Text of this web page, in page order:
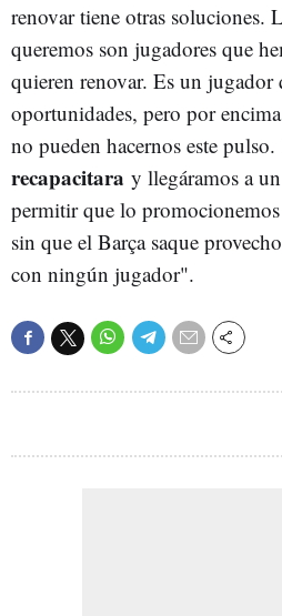
renovar tiene otras soluciones.
queremos son jugadores que
quieren renovar. Es un jugador
oportunidades, pero por
no pueden hacernos este pulso.
recapacitara y llegáramos a
permitir que lo promocionemos
sin que el Barça saque
con ningún jugador".